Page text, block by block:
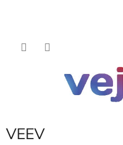
VEEV